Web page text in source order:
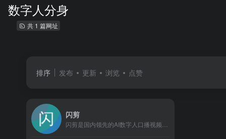
数字人分身
共 1 篇网址
排序 发布 更新 浏览 点赞
闪剪